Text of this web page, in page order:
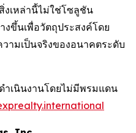
งเหล่านี้ไม่ใช่โซลูชัน
งขึ้นเพื่อวัตถุประสงค์โดย
ามเป็นจริงของอนาคตระดับ
เนินงานโดยไม่มีพรมแดน